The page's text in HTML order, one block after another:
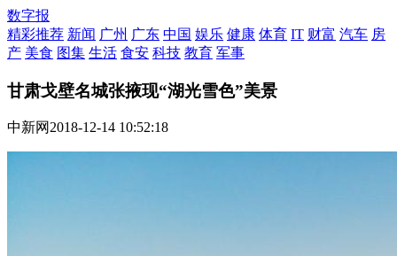
数字报
精彩推荐 新闻 广州 广东 中国 娱乐 健康 体育 IT 财富 汽车 房
产 美食 图集 生活 食安 科技 教育 军事
甘肃戈壁名城张掖现“湖光雪色”美景
中新网2018-12-14 10:52:18